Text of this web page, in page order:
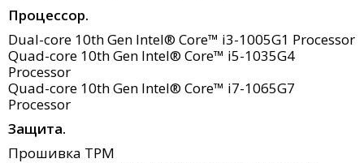
Процессор.
Dual-core 10th Gen Intel® Core™ i3-1005G1 Processor
Quad-core 10th Gen Intel® Core™ i5-1035G4
Processor
Quad-core 10th Gen Intel® Core™ i7-1065G7
Processor
Защита.
Прошивка TPM